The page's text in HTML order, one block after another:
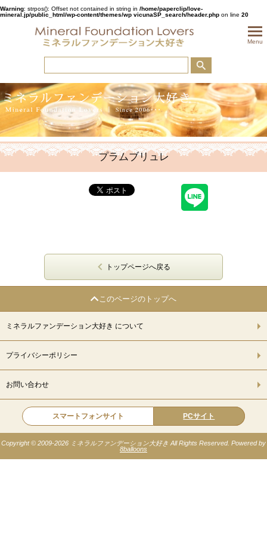
Warning: strpos(): Offset not contained in string in /home/paperclip/love-
mineral.jp/public_html/wp-content/themes/wp vicunaSP_search/header.php on line 20
Menu
プラムブリュレ
トップページへ戻る
このページのトップへ
ミネラルファンデーション大好き について
プライバシーポリシー
お問い合わせ
スマートフォンサイト PCサイト
Copyright © 2009-2026 ミネラルファンデーション大好き All Rights Reserved. Powered by
8balloons